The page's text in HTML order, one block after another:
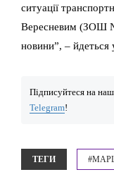
ситуації
Вересневим (ЗОШ
новини”, – йдеться
Підписуйтеся на
Telegram!
ТЕГИ